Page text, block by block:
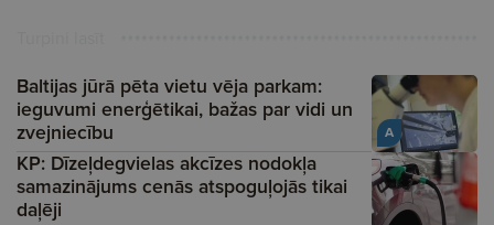
A
Baltijas jūrā pēta vietu vēja parkam:
ieguvumi enerģētikai, bažas par vidi un
zvejniecību
KP: Dīzeļdegvielas akcīzes nodokļa
samazinājums cenās atspoguļojās tikai
daļēji